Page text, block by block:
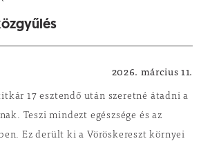
2026. március 11.
17 esztendő után szeretné átadni a
Teszi mindezt egészsége és az
Ez derült ki a Vöröskereszt környei